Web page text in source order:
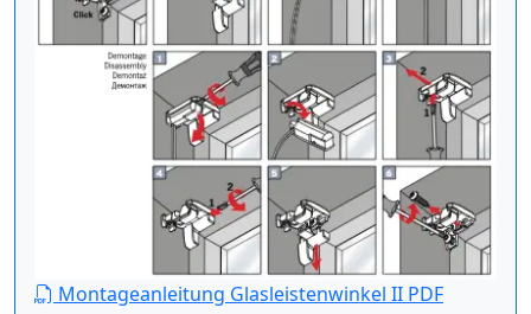
Montageanleitung Glasleistenwinkel II PDF